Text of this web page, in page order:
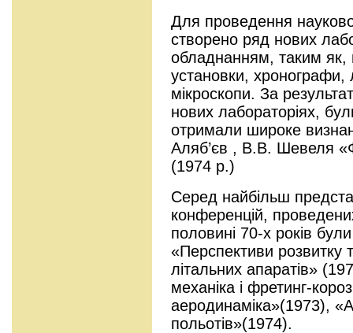
Для проведення
створено ряд нових
обладнанням, таким як,
установки, хронографи,
мікроскопи. За
нових лабораторіях,
отримали широке
Аляб’єв , В.В. Шевеля
(1974 р.)
Серед найбільш
конференцій,
половині 70-х років
«Перспективи розвитку
літальних апаратів»
механіка і фретинг-
аеродинаміка»(1973),
польотів»(1974).